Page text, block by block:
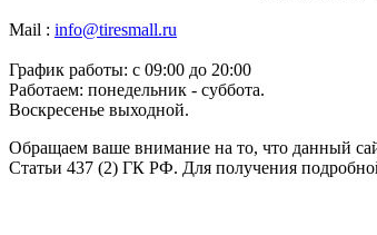
Mail : info@tiresmall.ru
График работы: c 09:00 до 20:00
Работаем: понедельник - суббота.
Воскресенье выходной.
Обращаем ваше внимание на то, что данный
Статьи 437 (2) ГК РФ. Для получения